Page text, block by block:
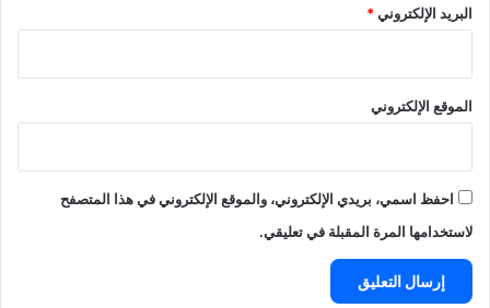
البريد الإلكتروني*
الموقع الإلكتروني
احفظ اسمي، بريدي الإلكتروني، والموقع الإلكتروني في هذا المتصفح
لاستخدامها المرة المقبلة في تعليقي.